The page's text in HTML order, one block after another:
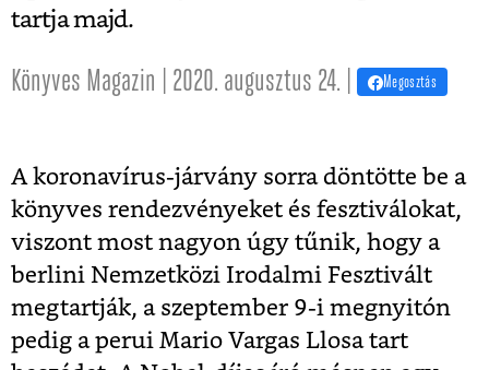
tartja majd.
Könyves Magazin | 2020. augusztus 24. | Megosztás
A koronavírus-járvány sorra döntötte be a
könyves rendezvényeket és fesztiválokat,
viszont most nagyon úgy tűnik, hogy a
berlini Nemzetközi Irodalmi Fesztivált
megtartják, a szeptember 9-i megnyitón
pedig a perui Mario Vargas Llosa tart